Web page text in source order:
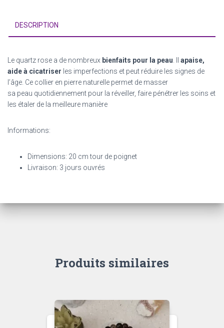
DESCRIPTION
Le quartz rose a de nombreux bienfaits pour la peau
apaise,
aide à cicatriser les imperfections et peut réduire les signes de
l’âge. Ce collier en pierre naturelle permet de masser
sa peau quotidiennement pour la réveiller, faire pénétrer les soins et
les étaler de la meilleure manière
Informations:
Dimensions: 20 cm tour de poignet
Livraison: 3 jours ouvrés
Produits similaires